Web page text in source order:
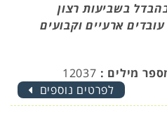
בשביעות רצון
ארעיים וקבועים
מילים : 12037
לפרטים נוספים